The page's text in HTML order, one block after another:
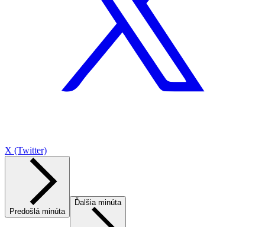
X (Twitter)
Predošlá minúta
Ďalšia minúta